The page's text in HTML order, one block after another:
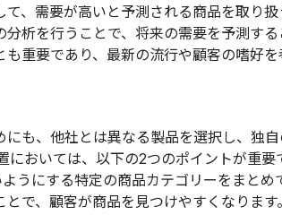
、需要が高いと予測される商品を取り
析を行うことで、将来の需要を予測する
も重要であり、最新の流行や顧客の嗜好
にも、他社とは異なる製品を選択し、独
おいては、以下の2つのポイントが重要
うにする特定の商品カテゴリーをまとめ
で、顧客が商品を見つけやすくなりま